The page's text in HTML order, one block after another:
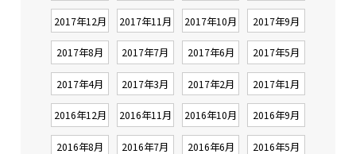
2017年12月 2017年11月 2017年10月 2017年9月
2017年8月 2017年7月 2017年6月 2017年5月
2017年4月 2017年3月 2017年2月 2017年1月
2016年12月 2016年11月 2016年10月 2016年9月
2016年8月 2016年7月 2016年6月 2016年5月